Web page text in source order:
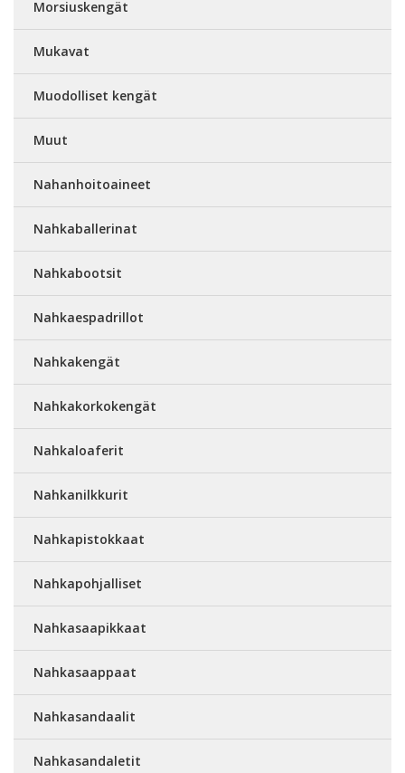
Morsiuskengät
Mukavat
Muodolliset kengät
Muut
Nahanhoitoaineet
Nahkaballerinat
Nahkabootsit
Nahkaespadrillot
Nahkakengät
Nahkakorkokengät
Nahkaloaferit
Nahkanilkkurit
Nahkapistokkaat
Nahkapohjalliset
Nahkasaapikkaat
Nahkasaappaat
Nahkasandaalit
Nahkasandaletit